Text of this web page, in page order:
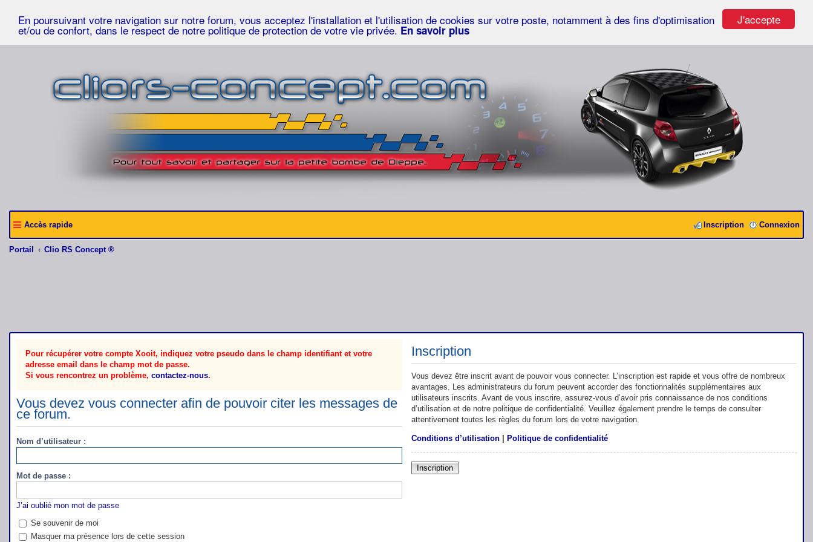
J'accepte
En poursuivant votre navigation sur notre forum, vous acceptez l'installation et l'utilisation de cookies sur votre poste, notamment à des fins d'optimisation
et/ou de confort, dans le respect de notre politique de protection de votre vie privée. En savoir plus
Accès rapide Connexion
Inscription
Portail Clio RS Concept ®
Pour récupérer votre compte Xooit, indiquez votre pseudo dans le champ identifiant et votre
adresse email dans le champ mot de passe.
Si vous rencontrez un problème, contactez-nous.
Vous devez vous connecter afin de pouvoir citer les messages de
ce forum.
Nom d’utilisateur :
Mot de passe :
J’ai oublié mon mot de passe
Se souvenir de moi
Masquer ma présence lors de cette session
Inscription
Vous devez être inscrit avant de pouvoir vous connecter. L’inscription est rapide et vous offre de nombreux
avantages. Les administrateurs du forum peuvent accorder des fonctionnalités supplémentaires aux
utilisateurs inscrits. Avant de vous inscrire, assurez-vous d’avoir pris connaissance de nos conditions
d’utilisation et de notre politique de confidentialité. Veuillez également prendre le temps de consulter
attentivement toutes les règles du forum lors de votre navigation.
Conditions d’utilisation| Politique de confidentialité
Inscription